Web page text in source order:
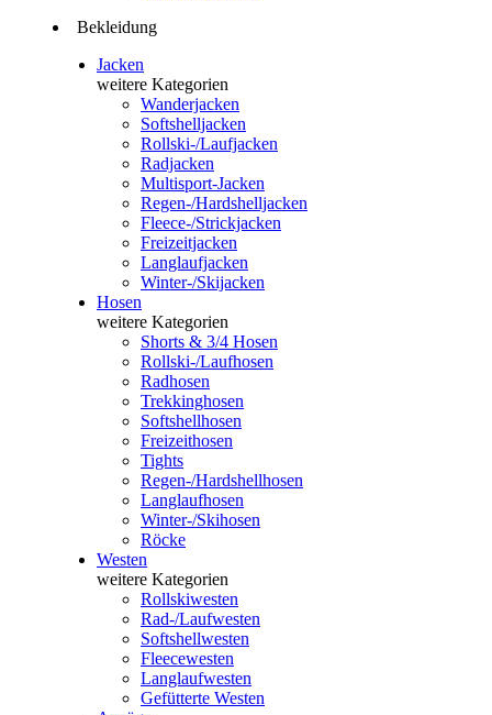
Bekleidung
Jacken
weitere Kategorien
Wanderjacken
Softshelljacken
Rollski-/Laufjacken
Radjacken
Multisport-Jacken
Regen-/Hardshelljacken
Fleece-/Strickjacken
Freizeitjacken
Langlaufjacken
Winter-/Skijacken
Hosen
weitere Kategorien
Shorts & 3/4 Hosen
Rollski-/Laufhosen
Radhosen
Trekkinghosen
Softshellhosen
Freizeithosen
Tights
Regen-/Hardshellhosen
Langlaufhosen
Winter-/Skihosen
Röcke
Westen
weitere Kategorien
Rollskiwesten
Rad-/Laufwesten
Softshellwesten
Fleecewesten
Langlaufwesten
Gefütterte Westen